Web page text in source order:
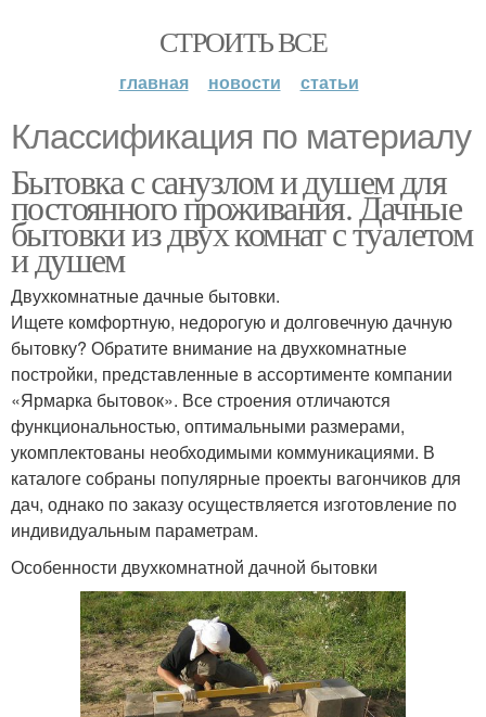
СТРОИТЬ ВСЕ
главная новости статьи
Классификация по материалу
Бытовка с санузлом и душем для
постоянного проживания. Дачные
бытовки из двух комнат с туалетом
и душем
Двухкомнатные дачные бытовки.
Ищете комфортную, недорогую и долговечную дачную
бытовку? Обратите внимание на двухкомнатные
постройки, представленные в ассортименте компании
«Ярмарка бытовок». Все строения отличаются
функциональностью, оптимальными размерами,
укомплектованы необходимыми коммуникациями. В
каталоге собраны популярные проекты вагончиков для
дач, однако по заказу осуществляется изготовление по
индивидуальным параметрам.
Особенности двухкомнатной дачной бытовки